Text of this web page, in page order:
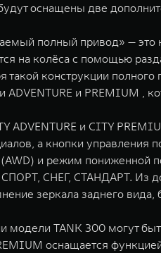
оснащены две
полный привод» —
на колёса с помощью
конструкции
и PREMIUM ,
и CITY
а кнопки
и режим
СНЕГ, СТАНДАРТ. Из
зеркала заднего
модели TANK 300 могут
оснащается